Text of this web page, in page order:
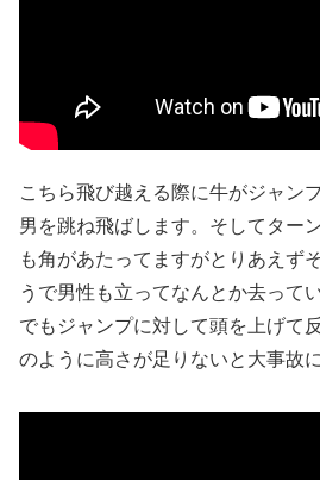
こちら飛び越える際に牛がジャン
男を跳ね飛ばします。そしてター
も角があたってますがとりあえず
うで男性も立ってなんとか去って
でもジャンプに対して頭を上げて
のように高さが足りないと大事故